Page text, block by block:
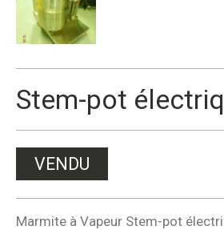
Stem-pot
VENDU
Marmite à Vapeur Stem-pot